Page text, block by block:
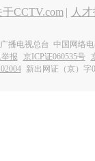
于CCTV.com | 人
播电视总台 中国网络
报
京ICP证060535号
新出网证（京）